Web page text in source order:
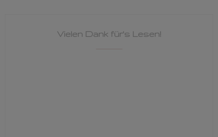
Vielen Dank für's Lesen!